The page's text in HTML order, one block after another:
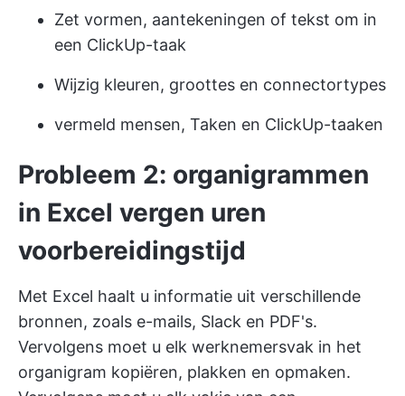
Zet vormen, aantekeningen of tekst om in
een ClickUp-taak
Wijzig kleuren, groottes en connectortypes
vermeld mensen, Taken en ClickUp-taaken
Probleem 2: organigrammen
in Excel vergen uren
voorbereidingstijd
Met Excel haalt u informatie uit verschillende
bronnen, zoals e-mails, Slack en PDF's.
Vervolgens moet u elk werknemersvak in het
organigram kopiëren, plakken en opmaken.